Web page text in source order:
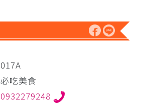
017A
必吃美食
0932279248